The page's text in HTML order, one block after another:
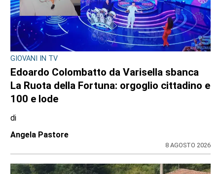
GIOVANI IN TV
Edoardo Colombatto da Varisella sbanca
La Ruota della Fortuna: orgoglio cittadino e
100 e lode
di
Angela Pastore
8 AGOSTO 2026